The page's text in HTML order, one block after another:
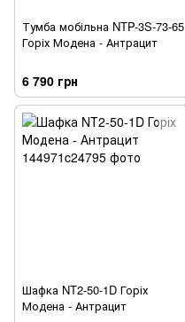
Тумба мобільна NTP-3S-73-65
Горіх Модена - Антрацит
6 790 грн
Шафка NT2-50-1D Горіх
Модена - Антрацит